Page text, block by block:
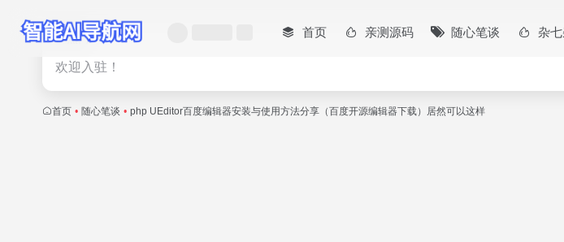
首页 亲测源码 随心笔谈 杂七
热门
欢迎入驻！
首页 • 随心笔谈 • php UEditor百度编辑器安装与使用方法分享（百度开源编辑器下载）居然可以这样